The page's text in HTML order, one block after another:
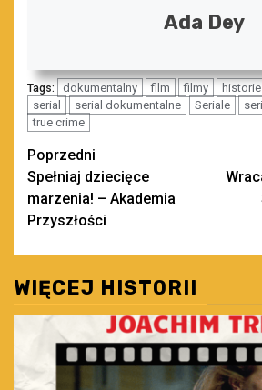
Ada Dey
Tags: dokumentalny film filmy
serial
serial dokumentalne Seriale
true crime
Zobacz
wpisy
Poprzedni
Spełniaj dziecięce
marzenia! – Akademia
Przyszłości
WIĘCEJ HISTORII